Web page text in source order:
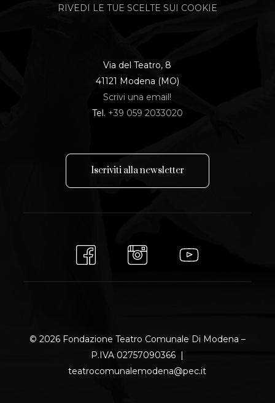
RIVEDI LE TUE SCELTE SUI COOKIE
Via del Teatro, 8
41121 Modena (MO)
Scrivi una email!
Tel. +39 059 2033020
Iscriviti allanewsletter
© 2026 Fondazione Teatro Comunale Di Modena –
P.IVA 02757090366 |
teatrocomunalemodena@pec.it